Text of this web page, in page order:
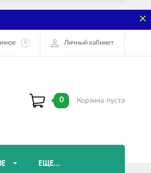
0 Личный кабинет
0 Корзина пуста
ЕЩЕ...